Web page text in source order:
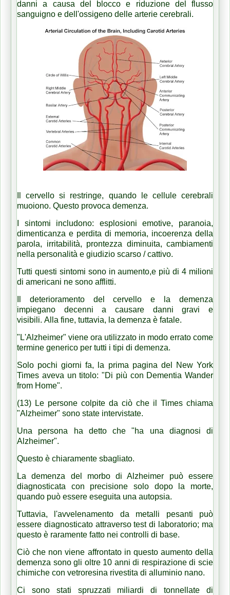
danni a causa del blocco e riduzione del flusso
sanguigno e dell'ossigeno delle arterie cerebrali.
Il cervello si restringe, quando le cellule cerebrali
muoiono. Questo provoca demenza.
I sintomi includono: esplosioni emotive, paranoia,
dimenticanza e perdita di memoria, incoerenza della
parola, irritabilità, prontezza diminuita, cambiamenti
nella personalità e giudizio scarso / cattivo.
Tutti questi sintomi sono in aumento,e più di 4 milioni
di americani ne sono afflitti.
Il deterioramento del cervello e la demenza
impiegano decenni a causare danni gravi e
visibili. Alla fine, tuttavia, la demenza è fatale.
"L'Alzheimer" viene ora utilizzato in modo errato come
termine generico per tutti i tipi di demenza.
Solo pochi giorni fa, la prima pagina del New York
Times aveva un titolo: "Di più con Dementia Wander
from Home".
(13) Le persone colpite da ciò che il Times chiama
"Alzheimer" sono state intervistate.
Una persona ha detto che "ha una diagnosi di
Alzheimer".
Questo è chiaramente sbagliato.
La demenza del morbo di Alzheimer può essere
diagnosticata con precisione solo dopo la morte,
quando può essere eseguita una autopsia.
Tuttavia, l'avvelenamento da metalli pesanti può
essere diagnosticato attraverso test di laboratorio; ma
questo è raramente fatto nei controlli di base.
Ciò che non viene affrontato in questo aumento della
demenza sono gli oltre 10 anni di respirazione di scie
chimiche con vetroresina rivestita di alluminio nano.
Ci sono stati spruzzati miliardi di tonnellate di